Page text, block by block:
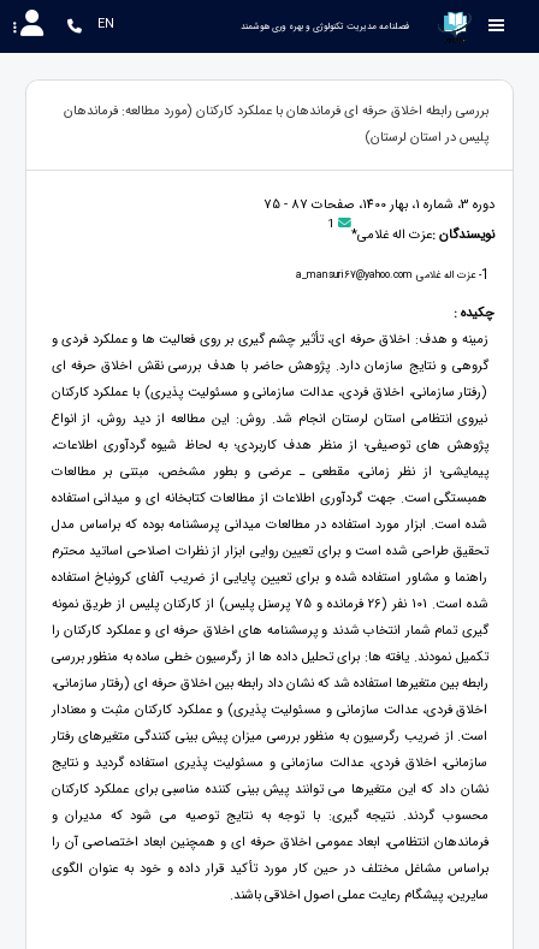
EN
بررسی رابطه اخلاق حرفه ای فرماندهان با عملکرد کارکنان (مورد مطالعه: فرماندهان
پلیس در استان لرستان)
دوره 3، شماره 1، بهار 1400، صفحات 87 - 75
نویسندگان :عزت اله غلامی* 1
1- عزت اله غلامی a_mansuri67@yahoo.com
چکیده :
زمینه و هدف: اخلاق حرفه ای، تأثیر چشم گیری بر روی فعالیت ها و عملکرد فردی و
گروهی و نتایج سازمان دارد. پژوهش حاضر با هدف بررسی نقش اخلاق حرفه ای
(رفتار سازمانی، اخلاق فردی، عدالت سازمانی و مسئولیت پذیری) با عملکرد کارکنان
نیروی انتظامی استان لرستان انجام شد. روش: این مطالعه از دید روش، از انواع
پژوهش های توصیفی؛ از منظر هدف کاربردی؛ به لحاظ شیوه گردآوری اطلاعات،
پیمایشی؛ از نظر زمانی، مقطعی ـ عرضی و بطور مشخص، مبتنی بر مطالعات
همبستگی است. جهت گردآوری اطلاعات از مطالعات کتابخانه ای و میدانی استفاده
شده است. ابزار مورد استفاده در مطالعات میدانی پرسشنامه بوده که براساس مدل
تحقیق طراحی شده است و برای تعیین روایی ابزار از نظرات اصلاحی اساتید محترم
راهنما و مشاور استفاده شده و برای تعیین پایایی از ضریب آلفای کرونباخ استفاده
شده است. 101 نفر (26 فرمانده و 75 پرسنل پلیس) از کارکنان پلیس از طریق نمونه
گیری تمام شمار انتخاب شدند و پرسشنامه های اخلاق حرفه ای و عملکرد کارکنان را
تکمیل نمودند. یافته ها: برای تحلیل داده ها از رگرسیون خطی ساده به منظور بررسی
رابطه بین متغیرها استفاده شد که نشان داد رابطه بین اخلاق حرفه ای (رفتار سازمانی،
اخلاق فردی، عدالت سازمانی و مسئولیت پذیری) و عملکرد کارکنان مثبت و معنادار
است. از ضریب رگرسیون به منظور بررسی میزان پیش بینی کنندگی متغیرهای رفتار
سازمانی، اخلاق فردی، عدالت سازمانی و مسئولیت پذیری استفاده گردید و نتایج
نشان داد که این متغیرها می توانند پیش بینی کننده مناسبی برای عملکرد کارکنان
محسوب گردند. نتیجه گیری: با توجه به نتایج توصیه می شود که مدیران و
فرماندهان انتظامی، ابعاد عمومی اخلاق حرفه ای و همچنین ابعاد اختصاصی آن را
براساس مشاغل مختلف در حین کار مورد تأکید قرار داده و خود به عنوان الگوی
سایرین، پیشگام رعایت عملی اصول اخلاقی باشند.